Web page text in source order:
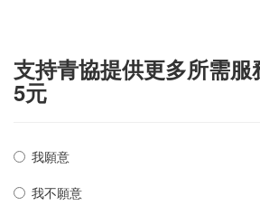
支持青協提供更多所需
5元
我願意
我不願意